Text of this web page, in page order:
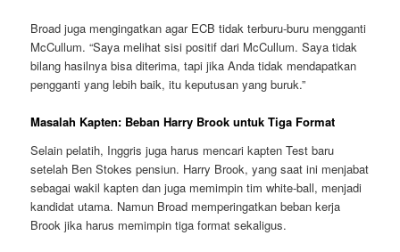
Broad juga mengingatkan agar ECB tidak terburu-buru mengganti
McCullum. “Saya melihat sisi positif dari McCullum. Saya tidak
bilang hasilnya bisa diterima, tapi jika Anda tidak mendapatkan
pengganti yang lebih baik, itu keputusan yang buruk.”
Masalah Kapten: Beban Harry Brook untuk Tiga Format
Selain pelatih, Inggris juga harus mencari kapten Test baru
setelah Ben Stokes pensiun. Harry Brook, yang saat ini menjabat
sebagai wakil kapten dan juga memimpin tim white-ball, menjadi
kandidat utama. Namun Broad memperingatkan beban kerja
Brook jika harus memimpin tiga format sekaligus.